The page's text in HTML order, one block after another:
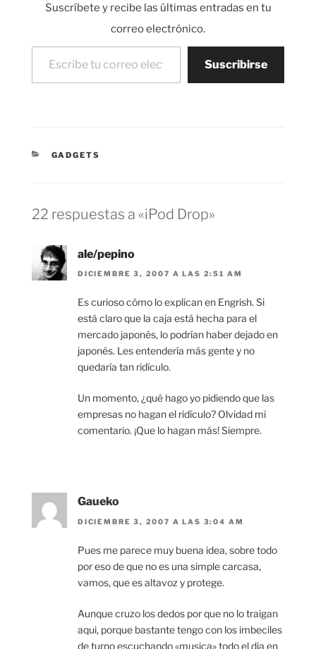
Suscríbete y recibe las últimas entradas en tu
correo electrónico.
Escribe tu correo electrónico…
Suscribirse
CATEGORÍAS
GADGETS
22 respuestas a «iPod Drop»
ale/pepino
DICIEMBRE 3, 2007 A LAS 2:51 AM
Es curioso cómo lo explican en Engrish. Si
está claro que la caja está hecha para el
mercado japonés, lo podrían haber dejado en
japonés. Les entendería más gente y no
quedaría tan ridículo.
Un momento, ¿qué hago yo pidiendo que las
empresas no hagan el ridículo? Olvidad mi
comentario. ¡Que lo hagan más! Siempre.
Gaueko
DICIEMBRE 3, 2007 A LAS 3:04 AM
Pues me parece muy buena idea, sobre todo
por eso de que no es una simple carcasa,
vamos, que es altavoz y protege.
Aunque cruzo los dedos por que no lo traigan
aqui, porque bastante tengo con los imbeciles
de turno escuchando «musica» todo el dia en